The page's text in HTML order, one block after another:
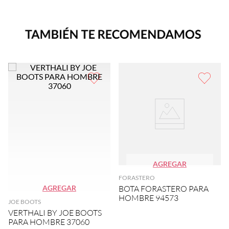
AGREGAR
JOE BOOTS
VERTHALI BY JOE BOOTS
PARA HOMBRE 37060
AGREGAR
FORASTERO
BOTA FORASTERO PARA
HOMBRE 94573